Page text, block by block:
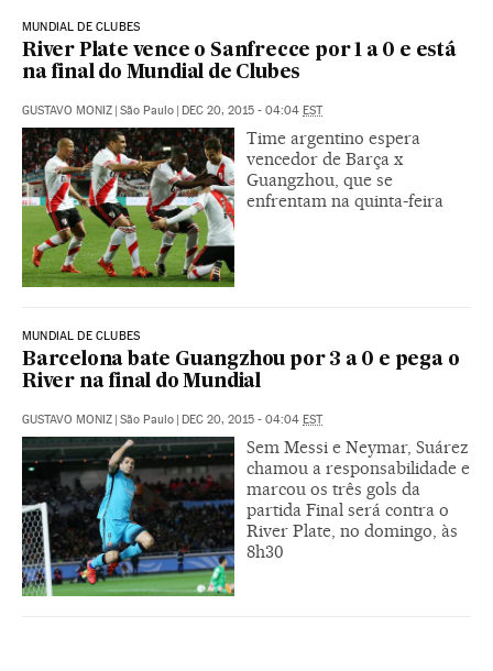
MUNDIAL DE CLUBES
River Plate vence o Sanfrecce por 1 a 0 e está
na final do Mundial de Clubes
GUSTAVO MONIZ | São Paulo | DEC 20, 2015 - 04:04 EST
Time argentino espera
vencedor de Barça x
Guangzhou, que se
enfrentam na quinta-feira
MUNDIAL DE CLUBES
Barcelona bate Guangzhou por 3 a 0 e pega o
River na final do Mundial
GUSTAVO MONIZ | São Paulo | DEC 20, 2015 - 04:04 EST
Sem Messi e Neymar, Suárez
chamou a responsabilidade e
marcou os três gols da
partida Final será contra o
River Plate, no domingo, às
8h30